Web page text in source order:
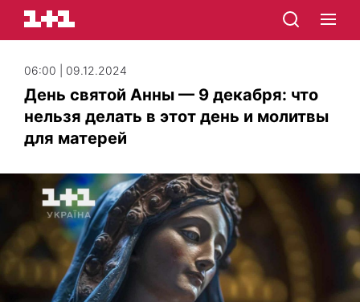
06:00 | 09.12.2024
День святой Анны — 9 декабря: что
нельзя делать в этот день и молитвы
для матерей